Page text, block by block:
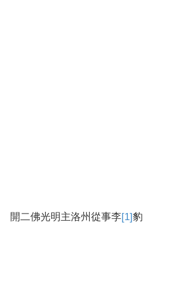
開二佛光明主洛州從事李[1]豹